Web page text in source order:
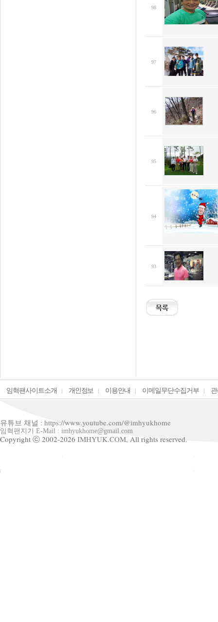
98
97
96
95
94
93
임혁팬사이트소개 개인정보 이용안내 이메일무단수집거부
유튜브 채널 : https://www.youtube.com/@imhyukhome
임혁팬지기 E-Mail : imhyukhome@gmail.com
Copyright ⓒ 2002-2026 IMHYUK.COM, All rights reserved.